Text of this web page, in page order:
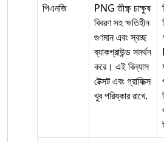
পিএনজি
PNG তীক্ষ্ণ চাক্ষুষ
বিবরণ সহ ক্ষতিহীন
গুণমান এবং স্বচ্ছ
ব্যাকগ্রাউন্ড সমর্থন
করে। এই বিন্যাস
টেক্সট এবং গ্রাফিক্স
খুব পরিষ্কার রাখে.